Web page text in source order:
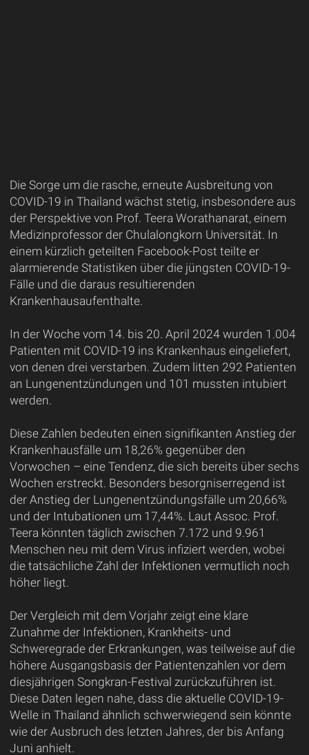
Die Sorge um die rasche, erneute Ausbreitung von
COVID-19 in Thailand wächst stetig, insbesondere aus
der Perspektive von Prof. Teera Worathanarat, einem
Medizinprofessor der Chulalongkorn Universität. In
einem kürzlich geteilten Facebook-Post teilte er
alarmierende Statistiken über die jüngsten COVID-19-
Fälle und die daraus resultierenden
Krankenhausaufenthalte.
In der Woche vom 14. bis 20. April 2024 wurden 1.004
Patienten mit COVID-19 ins Krankenhaus eingeliefert,
von denen drei verstarben. Zudem litten 292 Patienten
an Lungenentzündungen und 101 mussten intubiert
werden.
Diese Zahlen bedeuten einen signifikanten Anstieg der
Krankenhausfälle um 18,26% gegenüber den
Vorwochen – eine Tendenz, die sich bereits über sechs
Wochen erstreckt. Besonders besorgniserregend ist
der Anstieg der Lungenentzündungsfälle um 20,66%
und der Intubationen um 17,44%. Laut Assoc. Prof.
Teera könnten täglich zwischen 7.172 und 9.961
Menschen neu mit dem Virus infiziert werden, wobei
die tatsächliche Zahl der Infektionen vermutlich noch
höher liegt.
Der Vergleich mit dem Vorjahr zeigt eine klare
Zunahme der Infektionen, Krankheits- und
Schweregrade der Erkrankungen, was teilweise auf die
höhere Ausgangsbasis der Patientenzahlen vor dem
diesjährigen Songkran-Festival zurückzuführen ist.
Diese Daten legen nahe, dass die aktuelle COVID-19-
Welle in Thailand ähnlich schwerwiegend sein könnte
wie der Ausbruch des letzten Jahres, der bis Anfang
Juni anhielt.